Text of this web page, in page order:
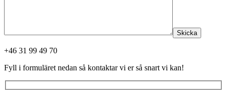
Skicka
+46 31 99 49 70
Fyll i formuläret nedan så kontaktar vi er så snart vi kan!